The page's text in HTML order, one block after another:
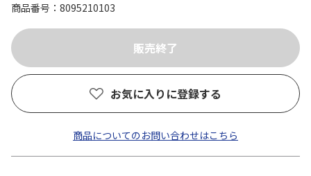
商品番号
8095210103
お気に入りに登録する
商品についてのお問い合わせはこちら